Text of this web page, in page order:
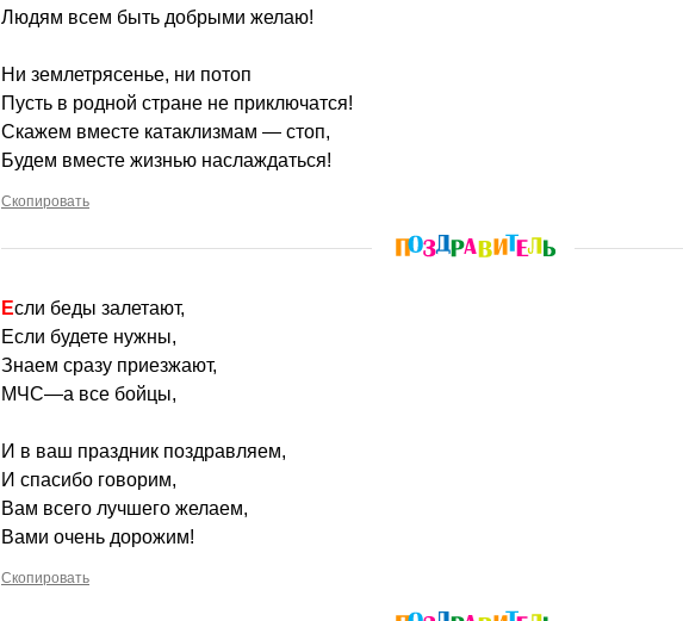
Людям всем быть добрыми желаю!
Ни землетрясенье, ни потоп
Пусть в родной стране не приключатся!
Скажем вместе катаклизмам — стоп,
Будем вместе жизнью наслаждаться!
Скопировать
Если беды залетают,
Если будете нужны,
Знаем сразу приезжают,
МЧС—а все бойцы,
И в ваш праздник поздравляем,
И спасибо говорим,
Вам всего лучшего желаем,
Вами очень дорожим!
Скопировать